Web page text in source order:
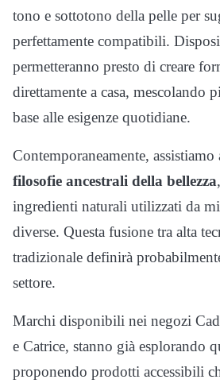
tono e sottotono della pelle per
perfettamente compatibili.
permetteranno presto di creare
direttamente a casa, mescolando
base alle esigenze quotidiane.
Contemporaneamente,
filosofie ancestrali della bellezza
ingredienti naturali utilizzati da
diverse. Questa fusione tra alta
tradizionale definirà
settore.
Marchi disponibili nei negozi
e Catrice, stanno già esplorando
proponendo prodotti accessibili